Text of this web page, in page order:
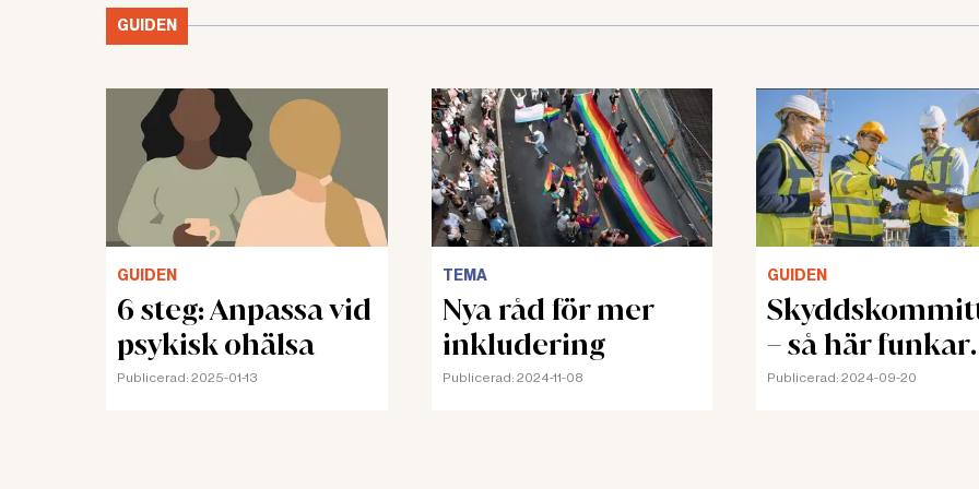
GUIDEN
GUIDEN
6 steg: Anpassa vid
psykisk ohälsa
Publicerad: 2025-01-13
TEMA
Nya råd för mer
inkludering
Publicerad: 2024-11-08
GUIDEN
– så här funkar
den
Publicerad: 2024-09-20